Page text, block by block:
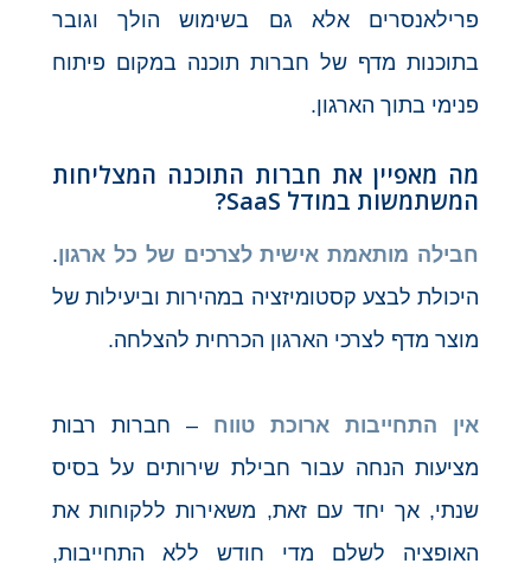
פרילאנסרים אלא גם בשימוש הולך וגובר
בתוכנות מדף של חברות תוכנה במקום פיתוח
פנימי בתוך הארגון.
מה מאפיין את חברות התוכנה המצליחות
המשתמשות במודל SaaS?
חבילה מותאמת אישית לצרכים של כל ארגון.
היכולת לבצע קסטומיזציה במהירות וביעילות של
מוצר מדף לצרכי הארגון הכרחית להצלחה.
אין התחייבות ארוכת טווח – חברות רבות
מציעות הנחה עבור חבילת שירותים על בסיס
שנתי, אך יחד עם זאת, משאירות ללקוחות את
האופציה לשלם מדי חודש ללא התחייבות,